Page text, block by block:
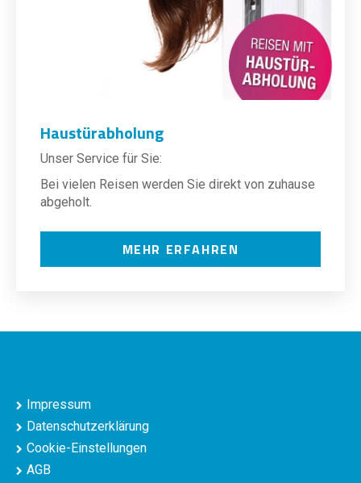
Haustürabholung
Unser Service für Sie:
Bei vielen Reisen werden Sie direkt von zuhause
abgeholt.
MEHR ERFAHREN
Impressum
Datenschutzerklärung
Cookie-Einstellungen
AGB